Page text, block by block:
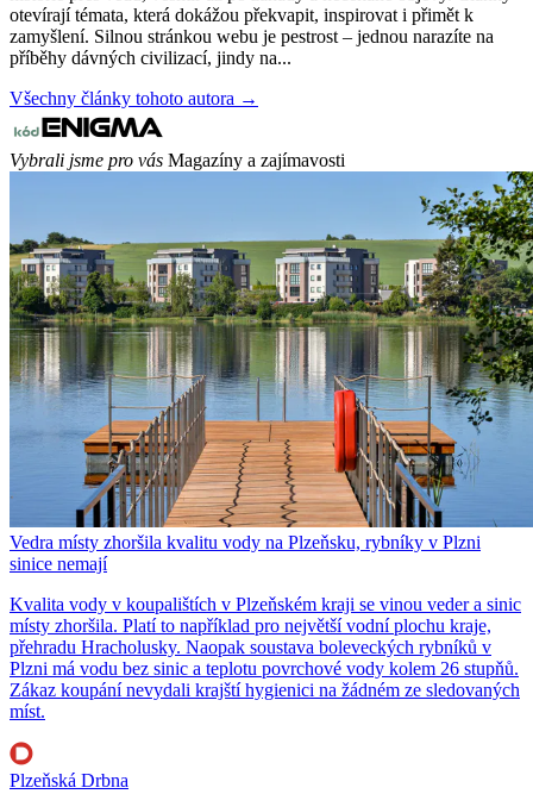
otevírají témata, která dokážou překvapit, inspirovat i přimět k
zamyšlení. Silnou stránkou webu je pestrost – jednou narazíte na
příběhy dávných civilizací, jindy na...
Všechny články tohoto autora →
Vybrali jsme pro vás Magazíny a zajímavosti
Vedra místy zhoršila kvalitu vody na Plzeňsku, rybníky v Plzni
sinice nemají
Kvalita vody v koupalištích v Plzeňském kraji se vinou veder a sinic
místy zhoršila. Platí to například pro největší vodní plochu kraje,
přehradu Hracholusky. Naopak soustava boleveckých rybníků v
Plzni má vodu bez sinic a teplotu povrchové vody kolem 26 stupňů.
Zákaz koupání nevydali krajští hygienici na žádném ze sledovaných
míst.
Plzeňská Drbna